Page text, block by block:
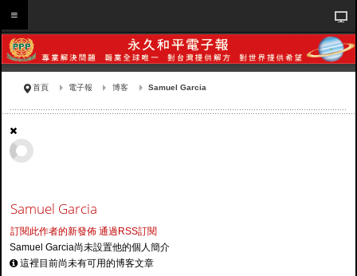
首頁 電子報 博客 Samuel Garcia
Samuel Garcia
訂閱此作者的新發佈 通過RSS訂閱
Samuel Garcia尚未設置他的個人簡介
這裡目前尚未有可用的博客文章